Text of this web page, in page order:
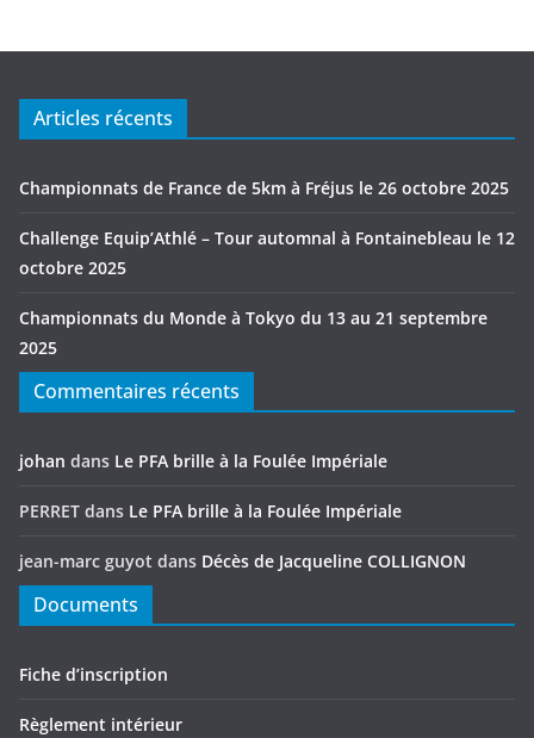
Articles récents
Championnats de France de 5km à Fréjus le 26 octobre 2025
Challenge Equip’Athlé – Tour automnal à Fontainebleau le 12
octobre 2025
Championnats du Monde à Tokyo du 13 au 21 septembre
2025
Commentaires récents
johan dans Le PFA brille à la Foulée Impériale
PERRET dans Le PFA brille à la Foulée Impériale
jean-marc guyot dans Décès de Jacqueline COLLIGNON
Documents
Fiche d’inscription
Règlement intérieur